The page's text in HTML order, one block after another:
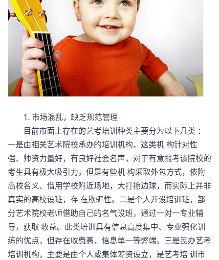
1. 市场混乱，缺乏规范管理
目前市面上存在的艺考培训种类主要分为以下几类 ：
一是由相关艺术院校承办的培训机构，这类机 构针对性
强、师资力量好，有良好社会名声，对于有意报考该院校的
考生具有极大吸引力。但是有些机 构采取外包方式，依附
高校名义、借用学校附近场地，大打擦边球，而实际上并非
真实的高校设班，存 在欺骗性。二是个人开设培训班，部
分艺术院校老师借助自己的名气设班，通过一对一专业辅
导，获取 收益。此类培训具有信息高度集中、专业强化训
练的优点，但存在收费高，信息单一等弊端。三是民办艺考
培训机构，主要是由个人或集体筹资设立，是艺考培 训市